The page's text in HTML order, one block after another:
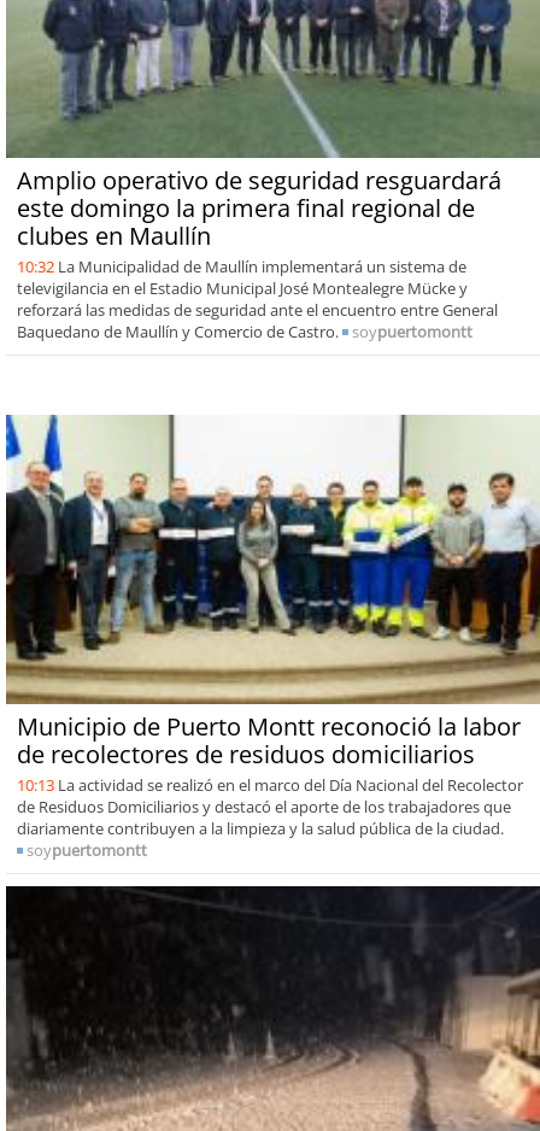
Amplio operativo de seguridad resguardará
este domingo la primera final regional de
clubes en Maullín
10:32 La Municipalidad de Maullín implementará un sistema de
televigilancia en el Estadio Municipal José Montealegre Mücke y
reforzará las medidas de seguridad ante el encuentro entre General
Baquedano de Maullín y Comercio de Castro.
soypuertomontt
Municipio de Puerto Montt reconoció la labor
de recolectores de residuos domiciliarios
10:13 La actividad se realizó en el marco del Día Nacional del Recolector
de Residuos Domiciliarios y destacó el aporte de los trabajadores que
diariamente contribuyen a la limpieza y la salud pública de la ciudad.
soypuertomontt